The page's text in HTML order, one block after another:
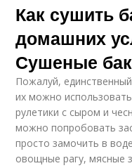
Как сушить
домашних
Сушеные
Пожалуй,
их можно
рулетики с сыром и
можно попробовать
просто замочить в
овощные рагу, мясные